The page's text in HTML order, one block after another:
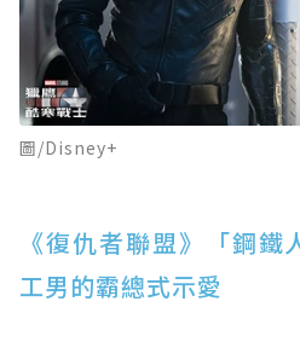
圖/Disney+
《復仇者聯盟》「鋼
工男的霸總式示愛